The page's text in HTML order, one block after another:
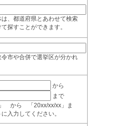
、都道府県とあわせて検索
探すことができます。
市や合併で選挙区が分かれ
から
まで
から 「20xx/xx/xx」ま
入力してください。